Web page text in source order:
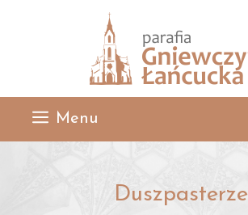
Menu
Duszpasterze